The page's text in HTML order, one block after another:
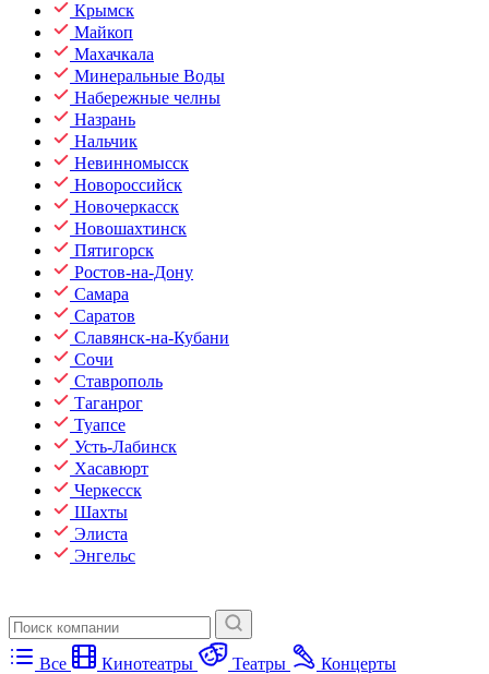
Крымск
Майкоп
Махачкала
Минеральные Воды
Набережные челны
Назрань
Нальчик
Невинномысск
Новороссийск
Новочеркасск
Новошахтинск
Пятигорск
Ростов-на-Дону
Самара
Саратов
Славянск-на-Кубани
Сочи
Ставрополь
Таганрог
Туапсе
Усть-Лабинск
Хасавюрт
Черкесск
Шахты
Элиста
Энгельс
Все Кинотеатры Театры Концерты